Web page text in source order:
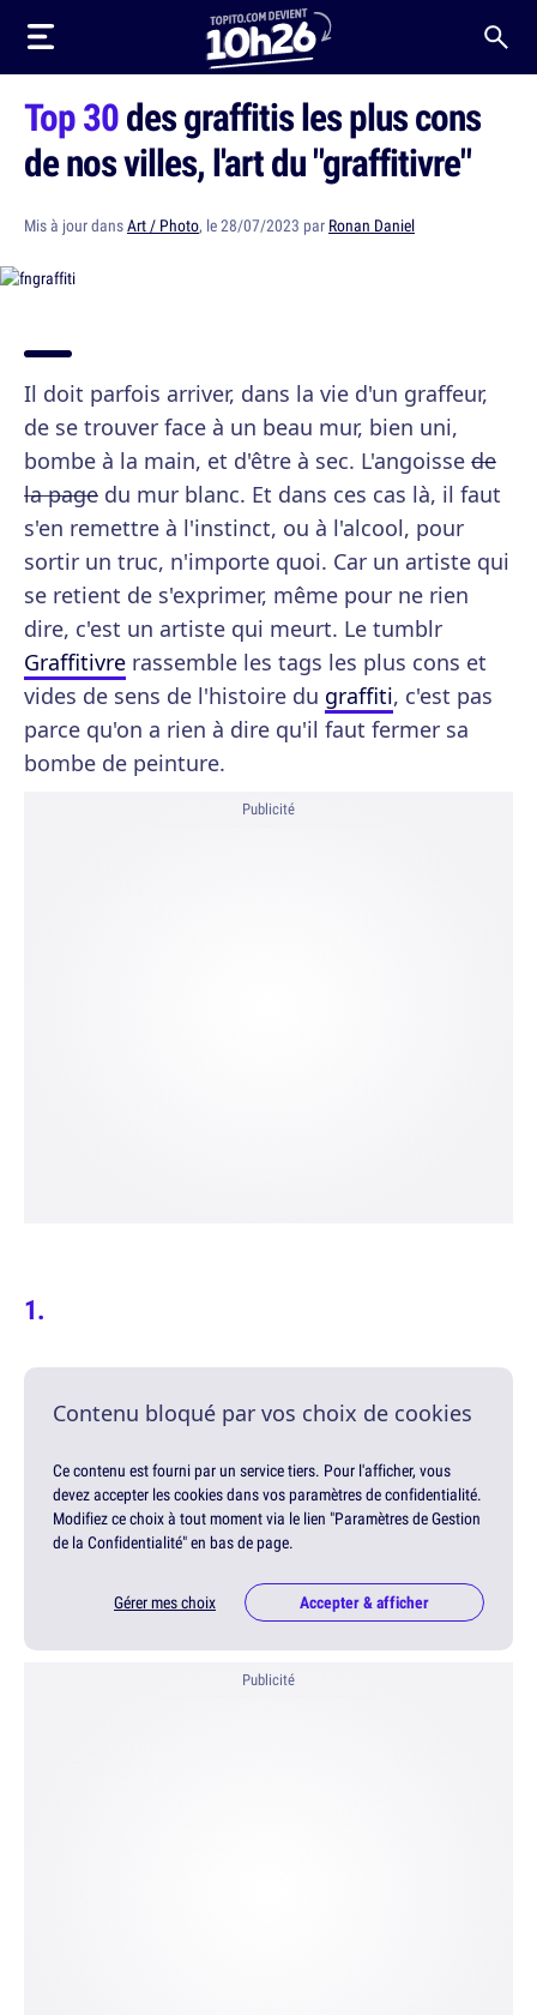
Top 30des graffitis les plus cons
de nos villes, l'art du "graffitivre"
Mis à jour dansArt / Photo, le 28/07/2023 par Ronan Daniel
Il doit parfois arriver, dans la vie d'un graffeur,
de se trouver face à un beau mur, bien uni,
bombe à la main, et d'être à sec. L'angoisse de
la page du mur blanc. Et dans ces cas là, il faut
s'en remettre à l'instinct, ou à l'alcool, pour
sortir un truc, n'importe quoi. Car un artiste qui
se retient de s'exprimer, même pour ne rien
dire, c'est un artiste qui meurt. Le tumblr
Graffitivre rassemble les tags les plus cons et
vides de sens de l'histoire du graffiti, c'est pas
parce qu'on a rien à dire qu'il faut fermer sa
bombe de peinture.
Publicité
Contenu bloqué par vos choix de cookies
Ce contenu est fourni par un service tiers. Pour l'afficher, vous
devez accepter les cookies dans vos paramètres de confidentialité.
Modifiez ce choix à tout moment via le lien "Paramètres de Gestion
de la Confidentialité" en bas de page.
Gérer mes choix Accepter & afficher
Publicité